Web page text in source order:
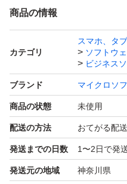
Microsoft Office Home &
Excel 2024
PowerPoint 2024
Outlook 2024
OneNote 2024
※ Teamsは無料で利用可
商品の情報
カテゴリ
スマホ、タ
ソフトウ
ビジネス
ブランド マイクロソ
商品の状態 未使用
配送の方法 おてがる配
発送までの日数 1〜2日で発
発送元の地域 神奈川県